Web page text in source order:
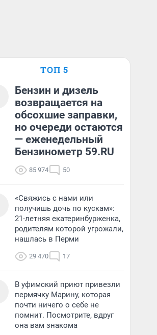
ТОП 5
Бензин и дизель
возвращается на
обсохшие заправки,
но очереди остаются
— еженедельный
Бензинометр 59.RU
85 974 50
«Свяжись с нами или
получишь дочь по кускам»:
21-летняя екатеринбурженка,
родителям которой угрожали,
нашлась в Перми
29 470 17
В уфимский приют привезли
пермячку Марину, которая
почти ничего о себе не
помнит. Посмотрите, вдруг
она вам знакома